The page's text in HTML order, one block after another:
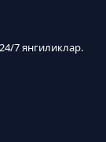
7 янгиликлар.